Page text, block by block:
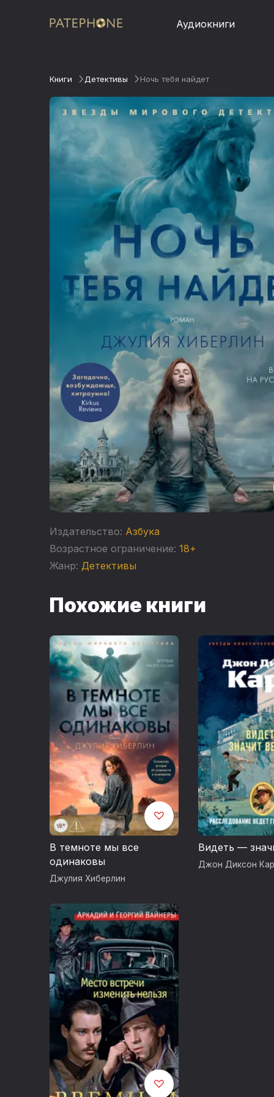
Аудиокниги
Книги Детективы Ночь тебя найдет
Издательство: Азбука
Возрастное ограничение: 18+
Жанр: Детективы
Похожие книги
В темноте мы все
одинаковы
Джулия Хиберлин
Видеть —
Джон Диксон